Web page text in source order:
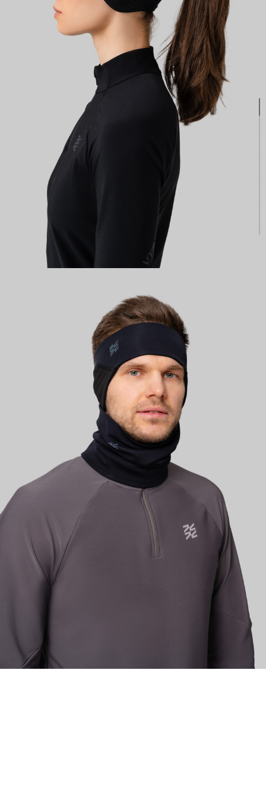
ПРОИЗВОДИМ ОДЕЖДУ ДЛЯ ВЕЛОСПОРТА, ТРИАТЛОНА И БЕГА.
ПОЛУЧИТЕ СВОЙ КАСТОМ